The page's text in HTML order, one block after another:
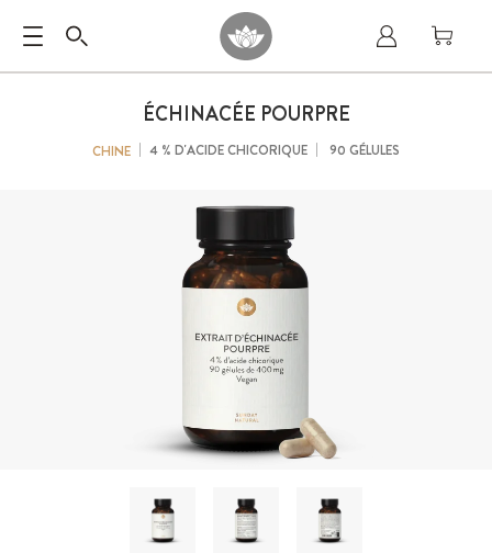
ÉCHINACÉE POURPRE
CHINE 4 % D'ACIDE CHICORIQUE 90 GÉLULES